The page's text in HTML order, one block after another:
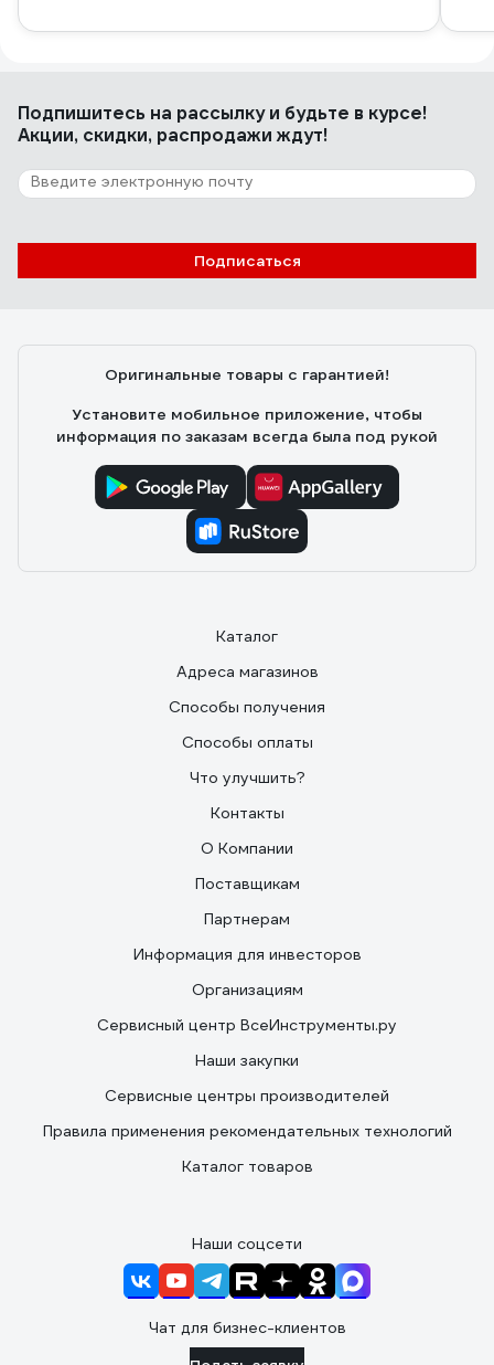
Подпишитесь на рассылкуи будьте в курсе!
Акции, скидки, распродажи ждут!
Подписаться
Оригинальные товары с гарантией!
Установите мобильное приложение, чтобы
информация по заказам всегда была под рукой
Каталог
Адреса магазинов
Способы получения
Способы оплаты
Что улучшить?
Контакты
О Компании
Поставщикам
Партнерам
Информация для инвесторов
Организациям
Сервисный центр ВсеИнструменты.ру
Наши закупки
Сервисные центры производителей
Правила применения рекомендательных технологий
Каталог товаров
Наши соцсети
Чат для бизнес-клиентов